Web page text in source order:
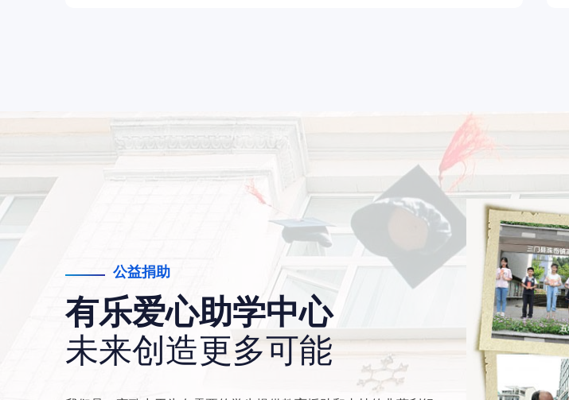
公益捐助
有乐爱心助学中心
未来创造更多可能